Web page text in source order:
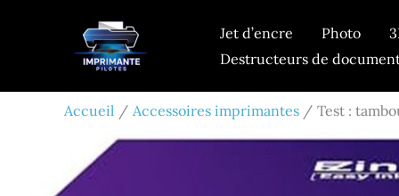
Jet d’encre Photo
Destructeurs de
Accueil Accessoires imprimantes Test :